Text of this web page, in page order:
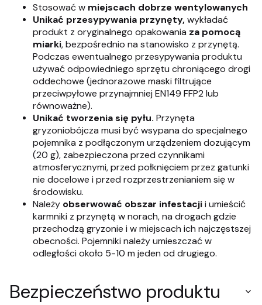
Stosować w miejscach dobrze wentylowanych
Unikać przesypywania przynęty,wykładać
produkt z oryginalnego opakowania za pomocą
miarki, bezpośrednio na stanowisko z przynętą.
Podczas ewentualnego przesypywania produktu
używać odpowiedniego sprzętu chroniącego drogi
oddechowe (jednorazowe maski filtrujące
przeciwpyłowe przynajmniej EN149 FFP2 lub
równoważne).
Unikać tworzenia się pyłu. Przynęta
gryzoniobójcza musi być wsypana do specjalnego
pojemnika z podłączonym urządzeniem dozującym
(20 g), zabezpieczona przed czynnikami
atmosferycznymi, przed połknięciem przez gatunki
nie docelowe i przed rozprzestrzenianiem się w
środowisku.
Należy obserwować obszar infestacjii umieścić
karmniki z przynętą w norach, na drogach gdzie
przechodzą gryzonie i w miejscach ich najczęstszej
obecności. Pojemniki należy umieszczać w
odległości około 5-10 m jeden od drugiego.
Bezpieczeństwo produktu